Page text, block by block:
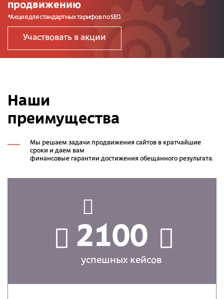
продвижению
*Акция для стандартных тарифов по SEO.
Участвовать в акции
Наши
преимущества
Мы решаем задачи продвижения сайтов в кратчайшие
сроки и даем вам
финансовые гарантии достижения обещанного результата.
2100
успешных кейсов